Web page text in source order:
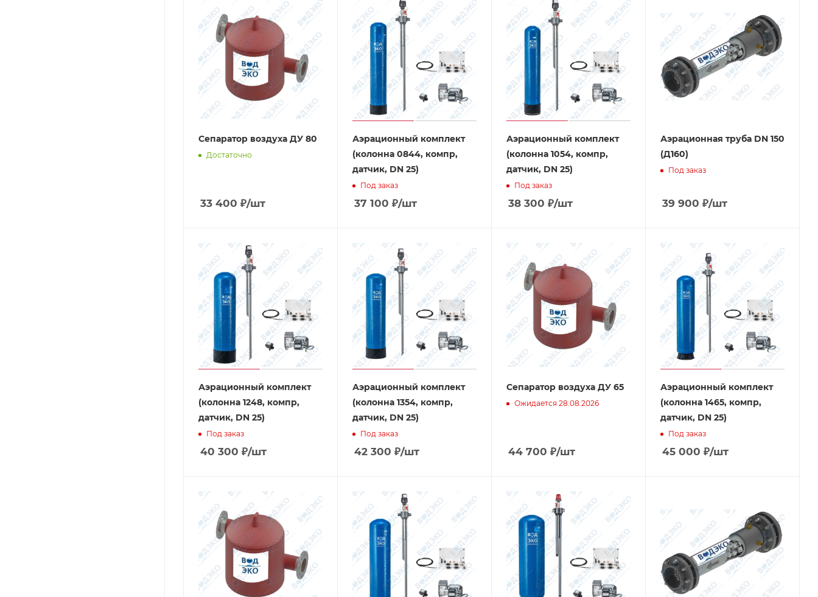
Сепаратор воздуха ДУ 80
Достаточно
33 400 ₽/шт
Аэрационный комплект
(колонна 0844, компр,
датчик, DN 25)
Под заказ
37 100 ₽/шт
Аэрационный комплект
(колонна 1054, компр,
датчик, DN 25)
Под заказ
38 300 ₽/шт
Аэрационная труба DN 150
(Д160)
Под заказ
39 900 ₽/шт
Аэрационный комплект
(колонна 1248, компр,
датчик, DN 25)
Под заказ
40 300 ₽/шт
Аэрационный комплект
(колонна 1354, компр,
датчик, DN 25)
Под заказ
42 300 ₽/шт
Сепаратор воздуха ДУ 65
Ожидается 28.08.2026
44 700 ₽/шт
Аэрационный комплект
(колонна 1465, компр,
датчик, DN 25)
Под заказ
45 000 ₽/шт